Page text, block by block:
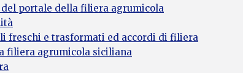
portale della filiera agrumicola
freschi e trasformati ed accordi di filiera
filiera agrumicola siciliana